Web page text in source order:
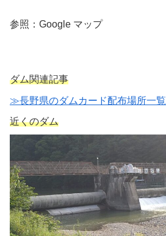
参照：Google マップ
ダム関連記事
≫長野県のダムカード配布場所一覧
近くのダム